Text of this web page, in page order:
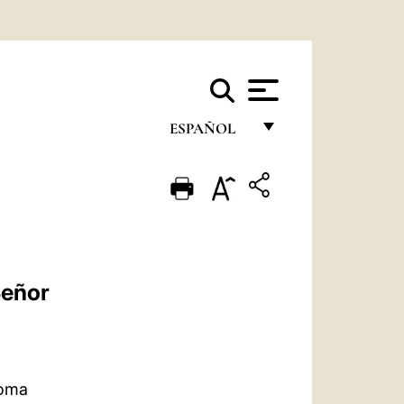
ESPAÑOL
ENGLISH